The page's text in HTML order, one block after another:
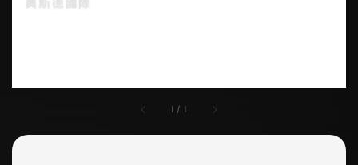
1 / 1